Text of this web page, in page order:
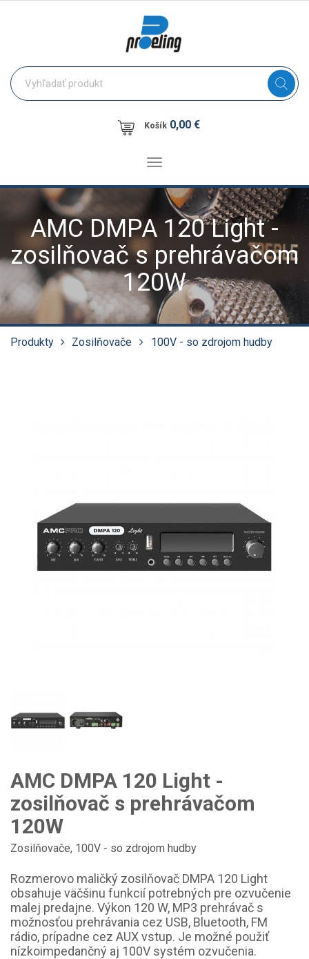
Košík 0,00 €
Toggle
AMC DMPA 120 Light -
zosilňovač s prehrávačom
120W
Produkty Zosilňovače 100V - so zdrojom hudby
AMC DMPA 120 Light -
zosilňovač s prehrávačom
120W
Zosilňovače, 100V - so zdrojom hudby
Rozmerovo maličký zosilňovač DMPA 120 Light
obsahuje väčšinu funkcií potrebných pre ozvučenie
malej predajne. Výkon 120 W, MP3 prehrávač s
možnosťou prehrávania cez USB, Bluetooth, FM
rádio, prípadne cez AUX vstup. Je možné použiť
nízkoimpedančný aj 100V systém ozvučenia.